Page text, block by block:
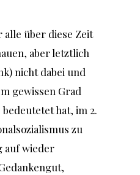
alle über diese Zeit
aber letztlich
nicht dabei und
gewissen Grad
hat, im 2.
zu
auf wieder